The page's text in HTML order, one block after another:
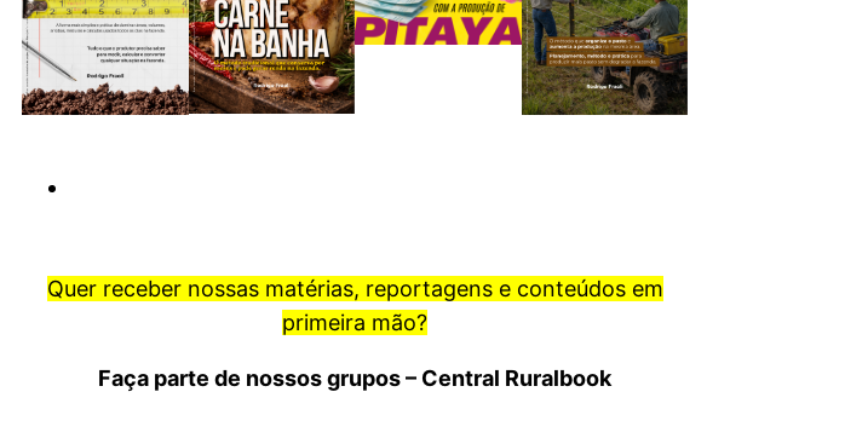
Quer receber nossas matérias, reportagens e conteúdos em
primeira mão?
Faça parte de nossos grupos – Central Ruralbook